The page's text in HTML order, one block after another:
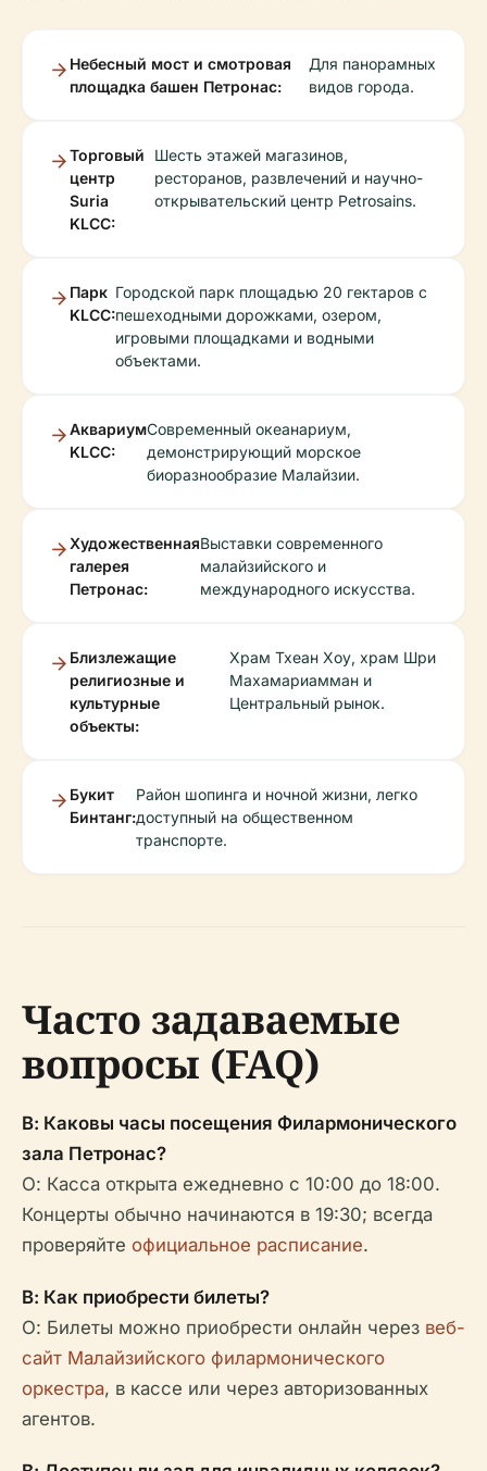
Небесный мост и смотровая
площадка башен Петронас:
Для панорамных
видов города.
Торговый
центр
Suria
KLCC:
Шесть этажей магазинов,
ресторанов, развлечений и научно-
открывательский центр Petrosains.
Парк
KLCC:
Городской парк площадью 20 гектаров с
пешеходными дорожками, озером,
игровыми площадками и водными
объектами.
Аквариум
KLCC:
Современный океанариум,
демонстрирующий морское
биоразнообразие Малайзии.
Художественная
галерея
Петронас:
Выставки современного
малайзийского и
международного искусства.
Близлежащие
религиозные и
культурные
объекты:
Храм Тхеан Хоу, храм Шри
Махамариамман и
Центральный рынок.
Букит
Бинтанг:
Район шопинга и ночной жизни, легко
доступный на общественном
транспорте.
Часто задаваемые
вопросы (FAQ)
В: Каковы часы посещения Филармонического
зала Петронас?
О: Касса открыта ежедневно с 10:00 до 18:00.
Концерты обычно начинаются в 19:30; всегда
проверяйте официальное расписание.
В: Как приобрести билеты?
О: Билеты можно приобрести онлайн через веб-
сайт Малайзийского филармонического
оркестра, в кассе или через авторизованных
агентов.